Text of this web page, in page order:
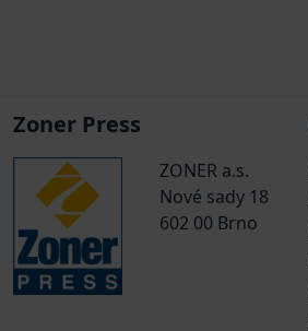
Zoner Press
ZONER a.s.
Nové sady 18
602 00 Brno